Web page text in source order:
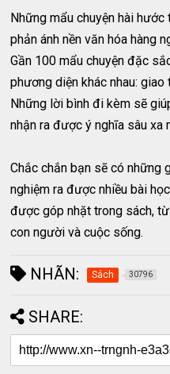
Những mẩu chuyện hài
phản ánh nền văn hóa hàng
Gần 100 mẩu chuyện đặc
phương diện khác nhau:
Những lời bình đi kèm sẽ
nhận ra được ý nghĩa sâu xa
Chắc chắn bạn sẽ có những
nghiệm ra được nhiều bài
được góp nhặt trong sách,
con người và cuộc sống.
NHÃN: Sách 30796
SHARE: